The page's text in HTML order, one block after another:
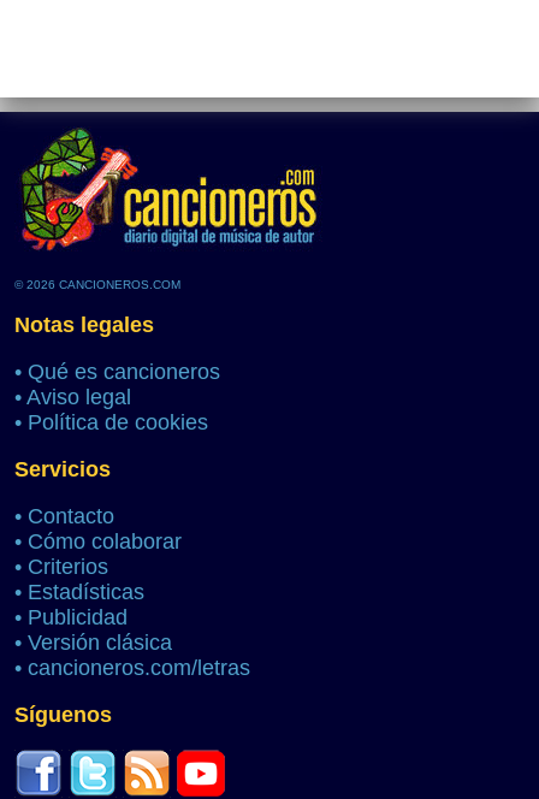
© 2026 CANCIONEROS.COM
Notas legales
• Qué es cancioneros
• Aviso legal
• Política de cookies
Servicios
• Contacto
• Cómo colaborar
• Criterios
• Estadísticas
• Publicidad
• Versión clásica
• cancioneros.com/letras
Síguenos